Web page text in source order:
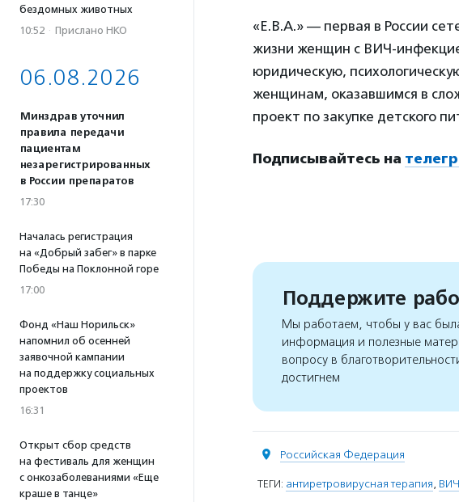
бездомных животных
10:52 · Прислано НКО
06.08.2026
Минздрав уточнил
правила передачи
пациентам
незарегистрированных
в России препаратов
17:30
Началась регистрация
на «Добрый забег» в парке
Победы на Поклонной горе
17:00
Фонд «Наш Норильск»
напомнил об осенней
заявочной кампании
на поддержку социальных
проектов
16:31
Открыт сбор средств
на фестиваль для женщин
с онкозаболеваниями «Еще
краше в танце»
«Е.В.А.» — первая в России
жизни женщин с ВИЧ-
юридическую,
женщинам, оказавшимся в
проект по закупке детского
Подписывайтесь на
Поддержите
Мы работаем, чтобы у вас
информация и полезные
вопросу в
достигнем
Российская Федерация
ТЕГИ: антиретровирусная терапия,